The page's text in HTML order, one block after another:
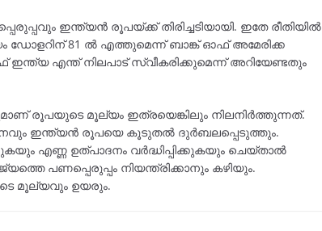
ഇന്ത്യൻ രൂപയ്ക്ക് തിരിച്ചടിയായി. ഇതേ രീതിയിൽ
ഡോളറിന് 81 ൽ എത്തുമെന്ന് ബാങ്ക് ഓഫ് അമേരിക്ക
എന്ത് നിലപാട് സ്വീകരിക്കുമെന്ന് അറിയേണ്ടതും
രൂപയുടെ മൂല്യം ഇത്രയെങ്കിലും നിലനിർത്തുന്നത്.
ഇന്ത്യൻ രൂപയെ കൂടുതൽ ദുർബലപ്പെടുത്തും.
എണ്ണ ഉത്പാദനം വർദ്ധിപ്പിക്കുകയും ചെയ്താൽ
പണപ്പെരുപ്പം നിയന്ത്രിക്കാനും കഴിയും.
മൂല്യവും ഉയരും.